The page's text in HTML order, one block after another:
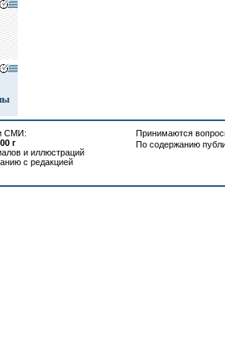
СМИ:
г
и иллюстраций
с редакцией
Принимаются
По содержанию